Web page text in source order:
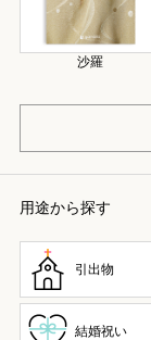
沙羅
用途から探す
引出物
結婚祝い